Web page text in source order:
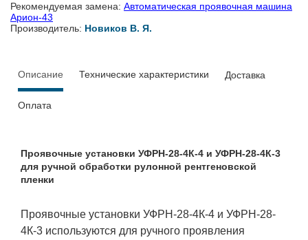
Рекомендуемая замена: Автоматическая проявочная машина
Арион-43
Производитель: Новиков В. Я.
Описание Технические характеристики Доставка
Оплата
Проявочные установки УФРН-28-4К-4 и УФРН-28-4К-3
для ручной обработки рулонной рентгеновской
пленки
Проявочные установки УФРН-28-4К-4 и УФРН-28-
4К-3 используются для ручного проявления